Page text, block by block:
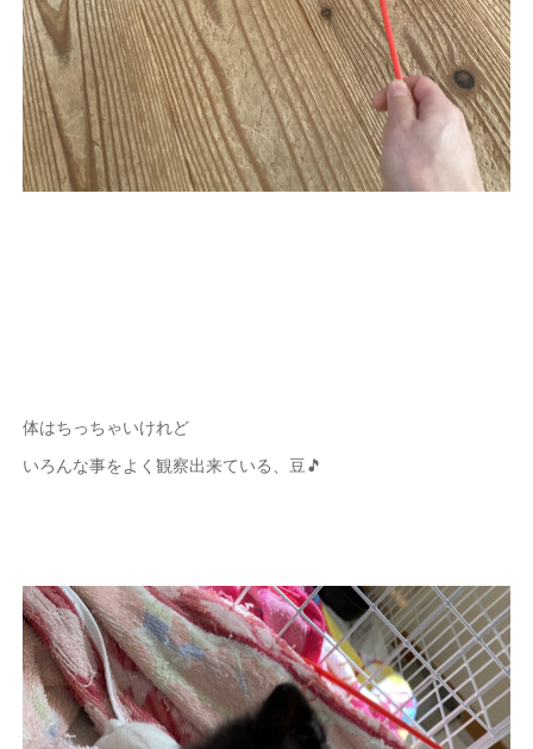
体はちっちゃいけれど
いろんな事をよく観察出来ている、豆🎵